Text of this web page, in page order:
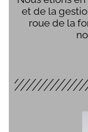
et de la
roue de la